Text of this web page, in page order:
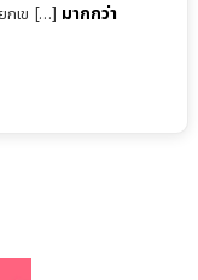
กเข […] มากกว่า